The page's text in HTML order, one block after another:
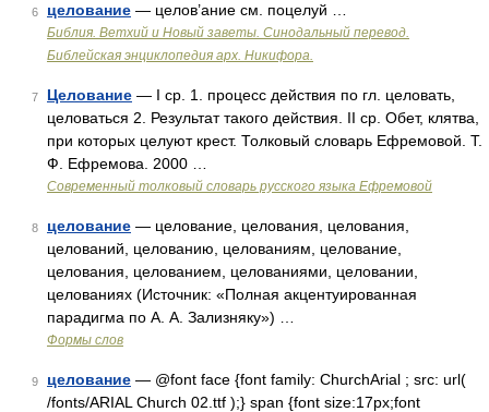
6 целование — целов’ание см. поцелуй …
Библия. Ветхий и Новый заветы. Синодальный перевод.
Библейская энциклопедия арх. Никифора.
7 Целование — I ср. 1. процесс действия по гл. целовать,
целоваться 2. Результат такого действия. II ср. Обет, клятва,
при которых целуют крест. Толковый словарь Ефремовой. Т.
Ф. Ефремова. 2000 …
Современный толковый словарь русского языка Ефремовой
8 целование — целование, целования, целования,
целований, целованию, целованиям, целование,
целования, целованием, целованиями, целовании,
целованиях (Источник: «Полная акцентуированная
парадигма по А. А. Зализняку») …
Формы слов
9 целование — @font face {font family: ChurchArial ; src: url(
/fonts/ARIAL Church 02.ttf );} span {font size:17px;font